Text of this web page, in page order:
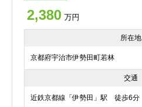
2,380 万円
所在地
京都府宇治市伊勢田町若林
交通
近鉄京都線「伊勢田」駅 徒歩6分